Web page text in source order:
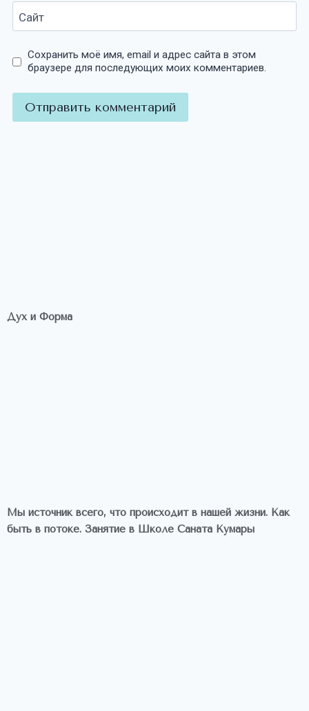
Сайт
Сохранить моё имя, email и адрес сайта в этом
браузере для последующих моих комментариев.
Дух и Форма
Мы источник всего, что происходит в нашей жизни. Как
быть в потоке. Занятие в Школе Саната Кумары